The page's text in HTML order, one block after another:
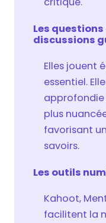
Les
discussions
Elles jouent
essentiel.
approfondie
plus
favorisant
savoirs.
Les outils
Kahoot,
facilitent la